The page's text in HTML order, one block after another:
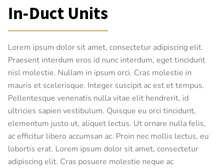
In-Duct Units
Lorem ipsum dolor sit amet, consectetur adipiscing elit.
Praesent interdum eros id nunc interdum, eget tincidunt
nisl molestie. Nullam in ipsum orci. Cras molestie in
mauris et scelerisque. Integer suscipit ac est et tempus.
Pellentesque venenatis nulla vitae elit hendrerit, id
ultricies sapien vestibulum. Quisque eu orci tincidunt,
elementum justo ut, aliquet lectus. Ut ornare nulla felis,
ac efficitur libero accumsan ac. Proin nec mollis lectus, eu
lobortis erat. Lorem ipsum dolor sit amet, consectetur
adipiscing elit. Cras posuere molestie neque ac